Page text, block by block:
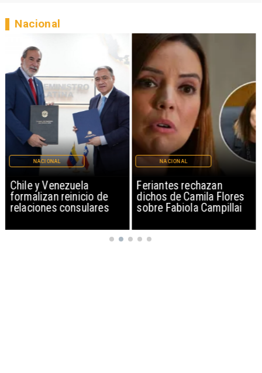
Chile y Venezuela
formalizan reinicio de
relaciones consulares
NACIONAL
Feriantes rechazan
dichos de Camila Flores
sobre Fabiola Campillai
NACIONAL
Nacional